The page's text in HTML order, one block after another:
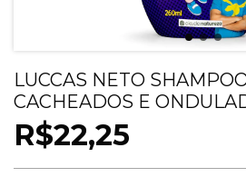
LUCCAS NETO
CACHEADOS E
R$22,25